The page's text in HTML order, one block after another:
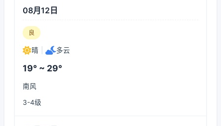
08月12日
良
晴 多云
19° ~ 29°
南风
3-4级